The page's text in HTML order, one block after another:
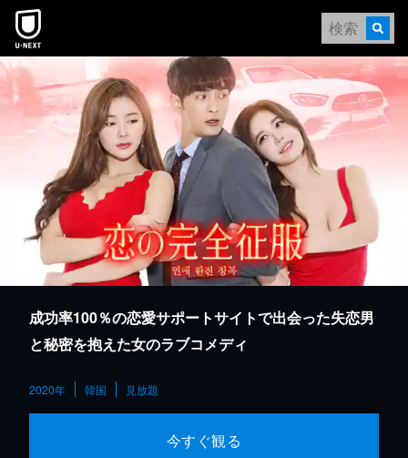
本文へスキップ
成功率100％の恋愛サポートサイトで出会った失恋男
と秘密を抱えた女のラブコメディ
2020年 韓国 見放題
今すぐ観る